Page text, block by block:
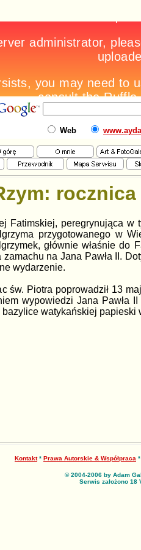
Web
rocznica
Fatimskiej, peregrynująca w
przygotowanego w
głównie właśnie do
na Jana Pawła II.
wydarzenie.
św. Piotra poprowadził 13
wypowiedzi Jana Pawła
watykańskiej
Kontakt* Prawa Autorskie & Współpraca *
© 2004-2006 by Adam
Serwis założono 18